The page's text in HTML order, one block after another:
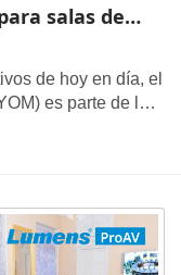
salas de
de hoy en día, el
es parte de la
ofrecen una